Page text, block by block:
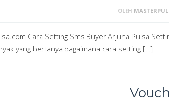
OLEH
Cara Setting Sms Buyer Arjuna Pulsa
yang bertanya bagaimana cara setting […]